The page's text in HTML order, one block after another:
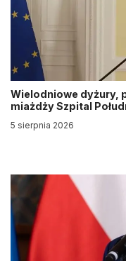
Wielodniowe dyżury,
miażdży Szpital
5 sierpnia 2026